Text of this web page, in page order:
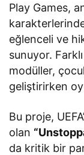
Play Games,
eğlenceli ve
sunuyor.
modüller,
geliştirirken
Bu proje,
olan
da kritik bir